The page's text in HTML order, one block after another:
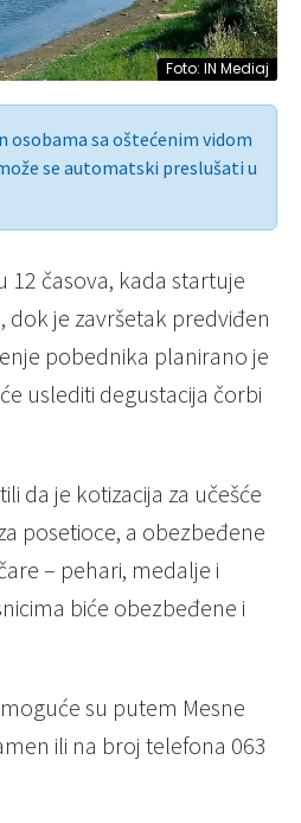
Foto: IN Mediaj
osobama sa oštećenim vidom
se automatski preslušati u
12 časova, kada startuje
je završetak predviđen
pobednika planirano je
uslediti degustacija čorbi
da je kotizacija za učešće
posetioce, a obezbeđene
– pehari, medalje i
biće obezbeđene i
su putem Mesne
ili na broj telefona 063